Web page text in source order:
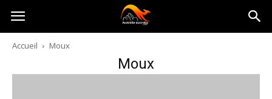
Australia-
australie.com
Accueil Moux
Moux